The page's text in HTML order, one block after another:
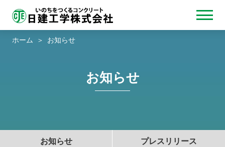
ホーム お知らせ
お知らせ
お知らせ
プレスリリース